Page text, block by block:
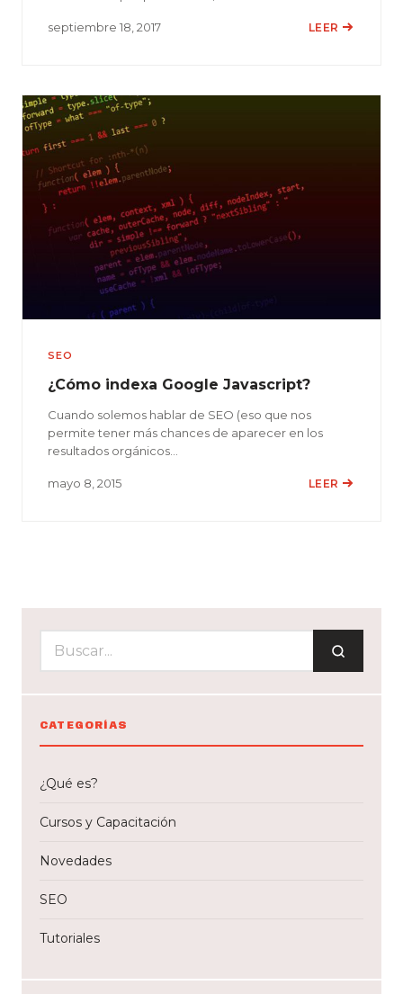
septiembre 18, 2017 LEER
SEO
¿Cómo indexa Google Javascript?
Cuando solemos hablar de SEO (eso que nos
permite tener más chances de aparecer en los
resultados orgánicos…
mayo 8, 2015 LEER
CATEGORÍAS
¿Qué es?
Cursos y Capacitación
Novedades
SEO
Tutoriales